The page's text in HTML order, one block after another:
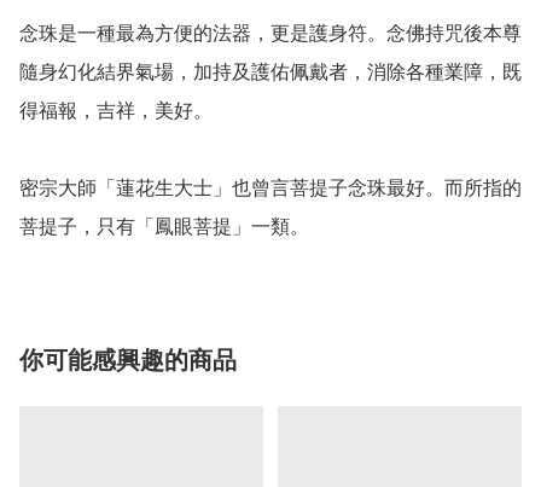
念珠是一種最為方便的法器，更是護身符。念佛持咒後本尊
隨身幻化結界氣場，加持及護佑佩戴者，消除各種業障，既
得福報，吉祥，美好。
密宗大師「蓮花生大士」也曾言菩提子念珠最好。而所指的
菩提子，只有「鳳眼菩提」一類。
你可能感興趣的商品